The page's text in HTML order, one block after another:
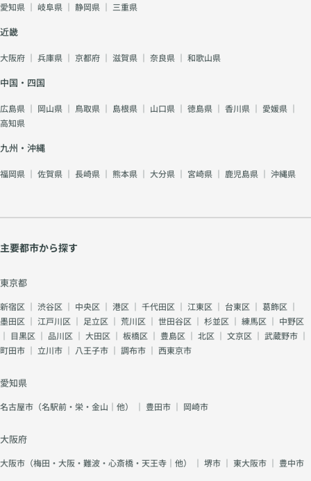
愛知県 ｜ 岐阜県 ｜ 静岡県 ｜ 三重県
近畿
大阪府 ｜ 兵庫県 ｜ 京都府 ｜ 滋賀県 ｜ 奈良県 ｜ 和歌山県
中国・四国
広島県 ｜ 岡山県 ｜ 鳥取県 ｜ 島根県 ｜ 山口県 ｜ 徳島県 ｜ 香川県 ｜ 愛媛県 ｜
高知県
九州・沖縄
福岡県 ｜ 佐賀県 ｜ 長崎県 ｜ 熊本県 ｜ 大分県 ｜ 宮崎県 ｜ 鹿児島県 ｜ 沖縄県
主要都市から探す
東京都
新宿区 ｜ 渋谷区 ｜ 中央区 ｜ 港区 ｜ 千代田区 ｜ 江東区 ｜ 台東区 ｜ 葛飾区 ｜
墨田区 ｜ 江戸川区 ｜ 足立区 ｜ 荒川区 ｜ 世田谷区 ｜ 杉並区 ｜ 練馬区 ｜ 中野区
｜ 目黒区 ｜ 品川区 ｜ 大田区 ｜ 板橋区 ｜ 豊島区 ｜ 北区 ｜ 文京区 ｜ 武蔵野市 ｜
町田市 ｜ 立川市 ｜ 八王子市 ｜ 調布市 ｜ 西東京市
愛知県
名古屋市（名駅前・栄・金山｜他） ｜ 豊田市 ｜ 岡崎市
大阪府
大阪市（梅田・大阪・難波・心斎橋・天王寺｜他） ｜ 堺市 ｜ 東大阪市 ｜ 豊中市